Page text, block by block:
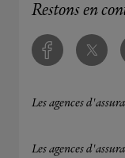
Restons en
FacebookTwitter
Les agences
Les agences